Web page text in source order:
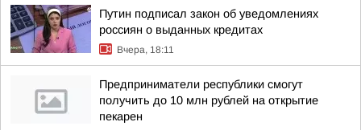
Путин подписал закон об уведомлениях
россиян о выданных кредитах
Вчера, 18:11
Предприниматели республики смогут
получить до 10 млн рублей на открытие
пекарен